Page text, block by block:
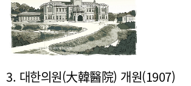
3. 대한의원(大韓醫院) 개원(1907)